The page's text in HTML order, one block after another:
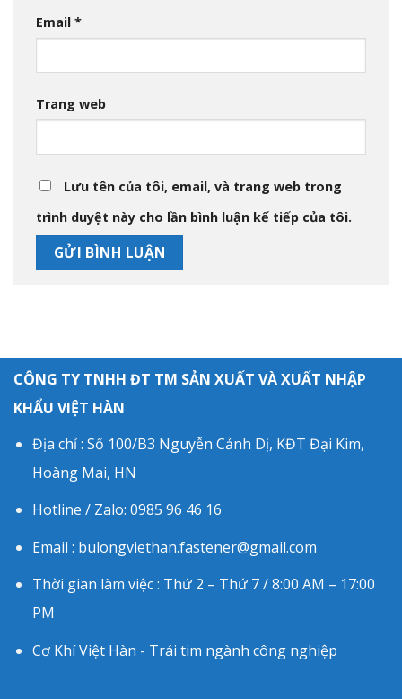
Email *
Trang web
Lưu tên của tôi, email, và trang web trong
trình duyệt này cho lần bình luận kế tiếp của tôi.
CÔNG TY TNHH ĐT TM SẢN XUẤT VÀ XUẤT NHẬP
KHẨU VIỆT HÀN
Địa chỉ : Số 100/B3 Nguyễn Cảnh Dị, KĐT Đại Kim,
Hoàng Mai, HN
Hotline / Zalo: 0985 96 46 16
Email : bulongviethan.fastener@gmail.com
Thời gian làm việc : Thứ 2 – Thứ 7 / 8:00 AM – 17:00
PM
Cơ Khí Việt Hàn - Trái tim ngành công nghiệp